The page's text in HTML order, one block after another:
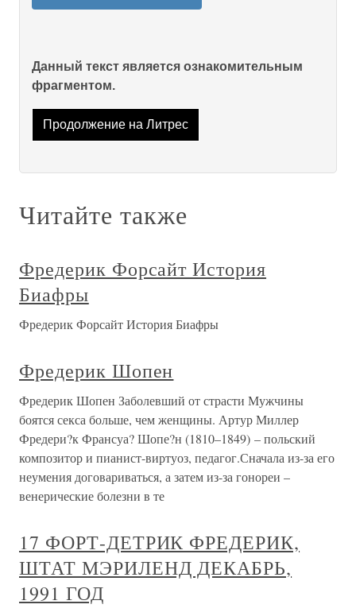
Данный текст является ознакомительным
фрагментом.
Продолжение на Литрес
Читайте также
Фредерик Форсайт История
Биафры
Фредерик Форсайт История Биафры
Фредерик Шопен
Фредерик Шопен Заболевший от страсти Мужчины
боятся секса больше, чем женщины. Артур Миллер
Фредери?к Франсуа? Шопе?н (1810–1849) – польский
композитор и пианист-виртуоз, педагог.Сначала из-за его
неумения договариваться, а затем из-за гонореи –
венерические болезни в те
17 ФОРТ-ДЕТРИК ФРЕДЕРИК,
ШТАТ МЭРИЛЕНД ДЕКАБРЬ,
1991 ГОД